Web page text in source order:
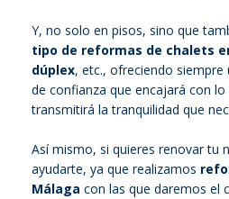
Y, no solo en pisos, sino que
tipo de reformas de chalets
dúplex, etc., ofreciendo
de confianza que encajará con lo
transmitirá la tranquilidad que
Así mismo, si quieres renovar tu
ayudarte, ya que realizamos
Málaga con las que daremos el